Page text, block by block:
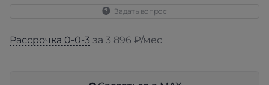
Задать вопрос
Рассрочка 0-0-3 за 3 896 ₽/мес